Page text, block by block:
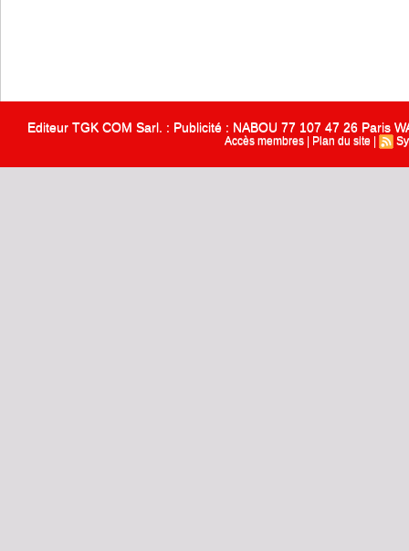
Editeur TGK COM Sarl. : Publicité : NABOU 77 107 47 26 Paris
Accès membres Plan du site